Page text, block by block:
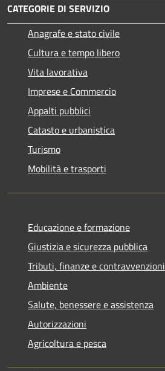
CATEGORIE DI SERVIZIO
Anagrafe e stato civile
Cultura e tempo libero
Vita lavorativa
Imprese e Commercio
Appalti pubblici
Catasto e urbanistica
Turismo
Mobilità e trasporti
Educazione e formazione
Giustizia e sicurezza pubblica
Tributi, finanze e contravvenzioni
Ambiente
Salute, benessere e assistenza
Autorizzazioni
Agricoltura e pesca